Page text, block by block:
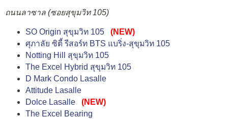
ถนนลาซาล (ซอยสุขุมวิท 105)
SO Origin สุขุมวิท 105
(NEW)
ศุภาลัย ซิตี้ รีสอร์ท BTS แบริ่ง-สุขุมวิท 105
Notting Hill สุขุมวิท 105
The Excel Hybrid สุขุมวิท 105
D Mark Condo Lasalle
Attitude Lasalle
Dolce Lasalle
(NEW)
The Excel Bearing